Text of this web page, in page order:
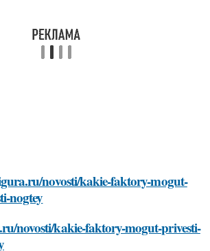
novosti/kakie-faktory-mogut-
nogtey
novosti/kakie-faktory-mogut-privesti-